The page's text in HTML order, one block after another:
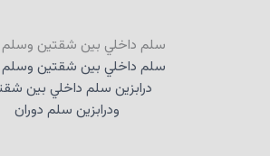
سلم داخلي بين شقتين وسلم
سلم داخلي بين شقتين وسلم
درابزين سلم داخلي بين
ودرابزين سلم دوران